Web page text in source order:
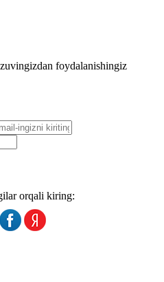
foydalanishingiz
orqali kiring: